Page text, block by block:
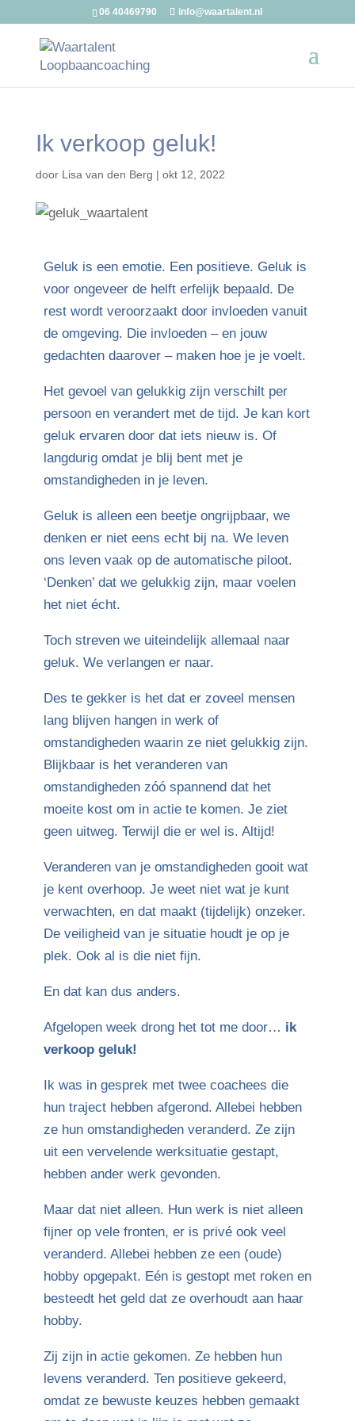
06 40469790 info@waartalent.nl
Ik verkoop geluk!
door Lisa van den Berg | okt 12, 2022
Geluk is een emotie. Een positieve. Geluk is
voor ongeveer de helft erfelijk bepaald. De
rest wordt veroorzaakt door invloeden vanuit
de omgeving. Die invloeden – en jouw
gedachten daarover – maken hoe je je voelt.
Het gevoel van gelukkig zijn verschilt per
persoon en verandert met de tijd. Je kan kort
geluk ervaren door dat iets nieuw is. Of
langdurig omdat je blij bent met je
omstandigheden in je leven.
Geluk is alleen een beetje ongrijpbaar, we
denken er niet eens echt bij na. We leven
ons leven vaak op de automatische piloot.
‘Denken’ dat we gelukkig zijn, maar voelen
het niet écht.
Toch streven we uiteindelijk allemaal naar
geluk. We verlangen er naar.
Des te gekker is het dat er zoveel mensen
lang blijven hangen in werk of
omstandigheden waarin ze niet gelukkig zijn.
Blijkbaar is het veranderen van
omstandigheden zóó spannend dat het
moeite kost om in actie te komen. Je ziet
geen uitweg. Terwijl die er wel is. Altijd!
Veranderen van je omstandigheden gooit wat
je kent overhoop. Je weet niet wat je kunt
verwachten, en dat maakt (tijdelijk) onzeker.
De veiligheid van je situatie houdt je op je
plek. Ook al is die niet fijn.
En dat kan dus anders.
Afgelopen week drong het tot me door… ik
verkoop geluk!
Ik was in gesprek met twee coachees die
hun traject hebben afgerond. Allebei hebben
ze hun omstandigheden veranderd. Ze zijn
uit een vervelende werksituatie gestapt,
hebben ander werk gevonden.
Maar dat niet alleen. Hun werk is niet alleen
fijner op vele fronten, er is privé ook veel
veranderd. Allebei hebben ze een (oude)
hobby opgepakt. Eén is gestopt met roken en
besteedt het geld dat ze overhoudt aan haar
hobby.
Zij zijn in actie gekomen. Ze hebben hun
levens veranderd. Ten positieve gekeerd,
omdat ze bewuste keuzes hebben gemaakt